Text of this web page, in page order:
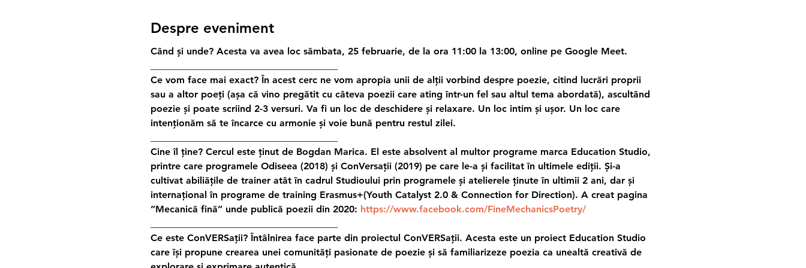
Despre eveniment
Când și unde? Acesta va avea loc sâmbata, 25 februarie, de la ora 11:00 la 13:00, online pe Google Meet.
Ce vom face mai exact? În acest cerc ne vom apropia unii de alții vorbind despre poezie, citind lucrări proprii
sau a altor poeți (așa că vino pregătit cu câteva poezii care ating într-un fel sau altul tema abordată), ascultând
poezie și poate scriind 2-3 versuri. Va fi un loc de deschidere și relaxare. Un loc intim și ușor. Un loc care
intenționăm să te încarce cu armonie și voie bună pentru restul zilei.
Cine îl ține? Cercul este ținut de Bogdan Marica. El este absolvent al multor programe marca Education Studio,
printre care programele Odiseea (2018) și ConVersații (2019) pe care le-a și facilitat în ultimele ediții. Și-a
cultivat abiliățile de trainer atât în cadrul Studioului prin programele și atelierele ținute în ultimii 2 ani, dar și
internațional în programe de training Erasmus+(Youth Catalyst 2.0 & Connection for Direction). A creat pagina
”Mecanică fină” unde publică poezii din 2020: https://www.facebook.com/FineMechanicsPoetry/
Ce este ConVERSații? Întâlnirea face parte din proiectul ConVERSații. Acesta este un proiect Education Studio
care își propune crearea unei comunități pasionate de poezie și să familiarizeze poezia ca unealtă creativă de